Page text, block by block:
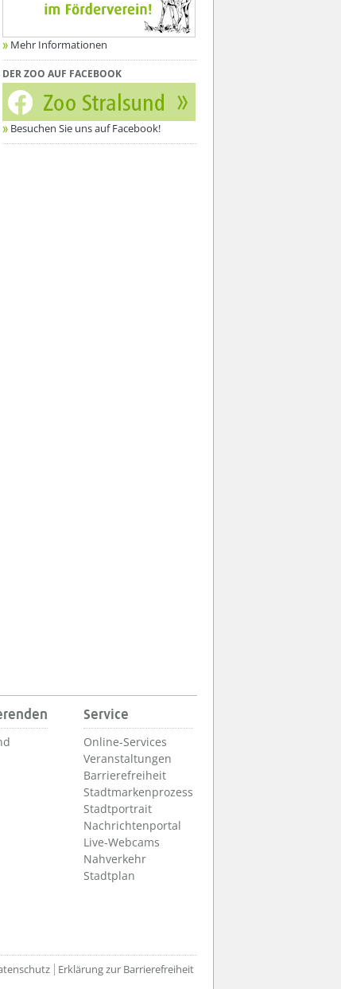
Mehr Informationen
DER ZOO AUF FACEBOOK
Besuchen Sie uns auf Facebook!
Service
Online-Services
Veranstaltungen
Barrierefreiheit
Stadtmarkenprozess
Stadtportrait
Nachrichtenportal
Live-Webcams
Nahverkehr
Stadtplan
Erklärung zur Barrierefreiheit